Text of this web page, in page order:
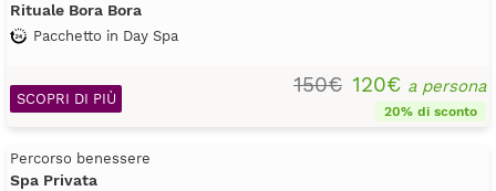
Rituale Bora Bora
Pacchetto in Day Spa
150€ 120€ a persona
20% di sconto
SCOPRI DI PIÙ
Percorso benessere
Spa Privata